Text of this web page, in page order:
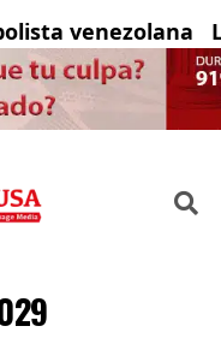
venezolana